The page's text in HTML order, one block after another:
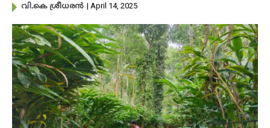
വി.കെ ശ്രീധരൻ | April 14, 2025